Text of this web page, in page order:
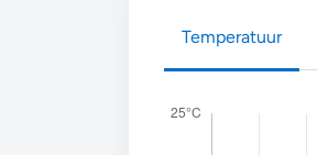
Temperatuur